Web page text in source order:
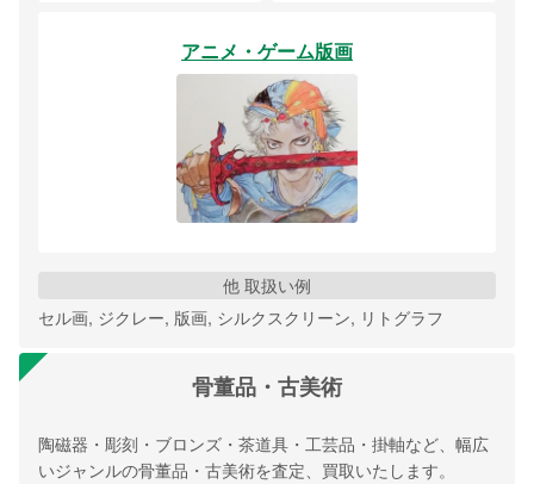
アニメ・ゲーム版画
他 取扱い例
セル画, ジクレー, 版画, シルクスクリーン, リトグラフ
骨董品・古美術
陶磁器・彫刻・ブロンズ・茶道具・工芸品・掛軸など、幅広
いジャンルの骨董品・古美術を査定、買取いたします。